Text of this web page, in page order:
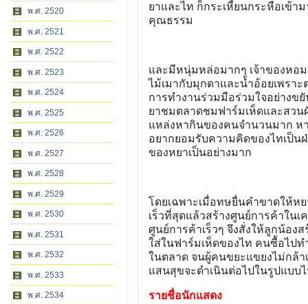
พ.ศ. 2520
พ.ศ. 2521
พ.ศ. 2522
พ.ศ. 2523
พ.ศ. 2524
พ.ศ. 2525
พ.ศ. 2526
พ.ศ. 2527
พ.ศ. 2528
พ.ศ. 2529
พ.ศ. 2530
พ.ศ. 2531
พ.ศ. 2532
พ.ศ. 2533
พ.ศ. 2534
ยาและไท ก็กระเหี้ยนกระหือเข้า
คุณธรรม
และมีหนุ่มหล่อมากๆ เจ้าของหอม
ไม้เมากับมุกดาและน้ำอ้อยเพรา
การทำงานร่วมมือร่วมใจอย่างข
ยาชมตลาดชมฟาร์มเห็ดและสว
แหล่งหากินของคนจำนวนมาก ห
อยากยอมรับความคิดของไทเป็
ของหยาเป็นอย่างมาก
โดยเฉพาะเมื่อทษยื่นคำขาดให้ห
เร็วที่สุดแล้วสร้างศูนย์การค้าใน
ศูนย์การค้าเร็วๆ จึงสั่งให้ลูกน้อง
ใส่ในฟาร์มเห็ดของไท คนซื้อไปท
ในตลาด จนผู้คนขยะแขยงไม่กล้า
แสนสุขจะดำเนินต่อไปในรูปแบบ
รายชื่อนักแสดง